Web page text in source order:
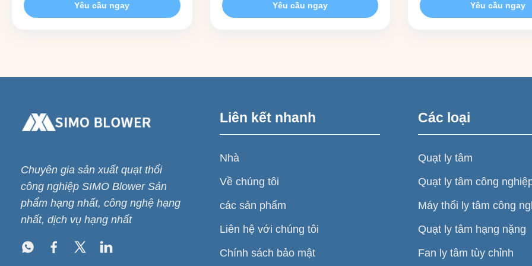
gas transportation and pressurization
Yêu cầu ngay
designed for industrial systems requiring
Yêu cầu ngay
cấu hình tùy chỉnh (OEM/
Yêu cầu ngay
Chuyên gia sản xuất quạt thổi
công nghiệp SIMO Blower Sản
phẩm hạng nhất, công nghệ hạng
nhất, dịch vụ hạng nhất
Liên kết nhanh
Nhà
Về chúng tôi
các sản phẩm
Liên hệ với chúng tôi
Chính sách bảo mật
Các loại
Quạt ly tâm
Quạt ly tâm công
Máy thổi ly tâm công
Quạt ly tâm hạng nặng
Fan ly tâm tùy chỉnh